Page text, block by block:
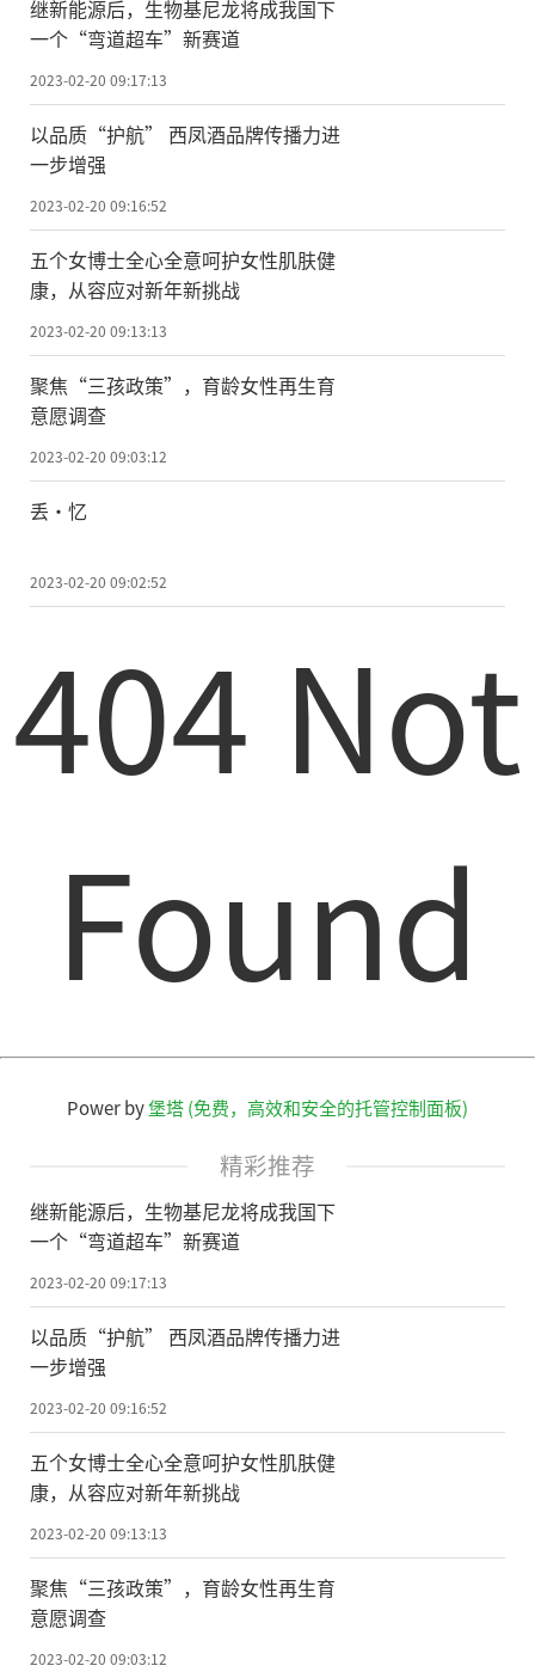
继新能源后，生物基尼龙将成我国下
一个“弯道超车”新赛道
2023-02-20 09:17:13
以品质“护航” 西凤酒品牌传播力进
一步增强
2023-02-20 09:16:52
五个女博士全心全意呵护女性肌肤健
康，从容应对新年新挑战
2023-02-20 09:13:13
聚焦“三孩政策”，育龄女性再生育
意愿调查
2023-02-20 09:03:12
丢·忆
2023-02-20 09:02:52
404 Not
Found
Power by堡塔 (免费，高效和安全的托管控制面板)
精彩推荐
继新能源后，生物基尼龙将成我国下
一个“弯道超车”新赛道
2023-02-20 09:17:13
以品质“护航” 西凤酒品牌传播力进
一步增强
2023-02-20 09:16:52
五个女博士全心全意呵护女性肌肤健
康，从容应对新年新挑战
2023-02-20 09:13:13
聚焦“三孩政策”，育龄女性再生育
意愿调查
2023-02-20 09:03:12